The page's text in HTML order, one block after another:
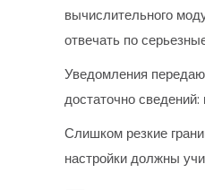
вычислительного
отвечать по
Уведомления
достаточно
Слишком резкие
настройки должны